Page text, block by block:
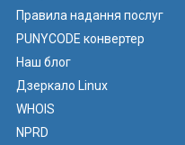
Правила надання послуг
PUNYCODE конвертер
Наш блог
Дзеркало Linux
WHOIS
NPRD